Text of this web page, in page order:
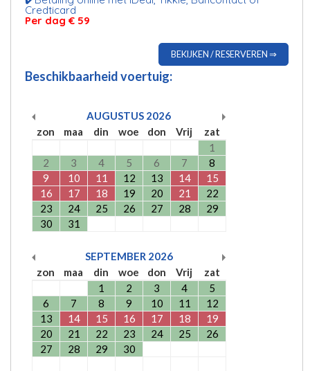
Credticard
Per dag € 59
BEKIJKEN / RESERVEREN ⇒
Beschikbaarheid voertuig:
AUGUSTUS 2026
zon
maa din woe don Vrij
zat
1
2
3 4 5 6 7
8
9
10 11 12 13 14
15
16
17 18 19 20 21
22
23
24 25 26 27 28
29
30
31
SEPTEMBER 2026
zon
maa din woe don Vrij
zat
1
2 3 4
5
6
7 8 9 10 11
12
13
14 15 16 17 18
19
20
21 22 23 24 25
26
27
28 29 30